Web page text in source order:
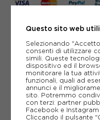
PIÙ
SCHEDA TECNICA
GUIDA ALLE
Questo sito web
Selezionando
consenti di utilizzare
simili. Queste
dispositivo ed il
monitorare la tua
funzionali, quali ad
annunci e il
sito. Potremmo
con terzi: partner
Facebook e
Cliccando il pulsante